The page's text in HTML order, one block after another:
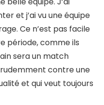
et j’ai vu une équipe
Ce n’est pas facile
période, comme ils
sera un match
contre une
et qui veut toujours